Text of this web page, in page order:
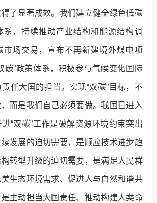
了显著成效。我们建立健全绿色低碳
系，持续推动产业结构和能源结构调
市场交易，宣布不再新建境外煤电项
碳”政策体系，积极参与气候变化国际
任大国的担当。实现“双碳”目标，不
而是我们自己必须要做。我国已进入
“双碳”工作是破解资源环境约束突出
发展的迫切需要，是顺应技术进步趋
转型升级的迫切需要，是满足人民群
生态环境需求、促进人与自然和谐共
主动担当大国责任、推动构建人类命